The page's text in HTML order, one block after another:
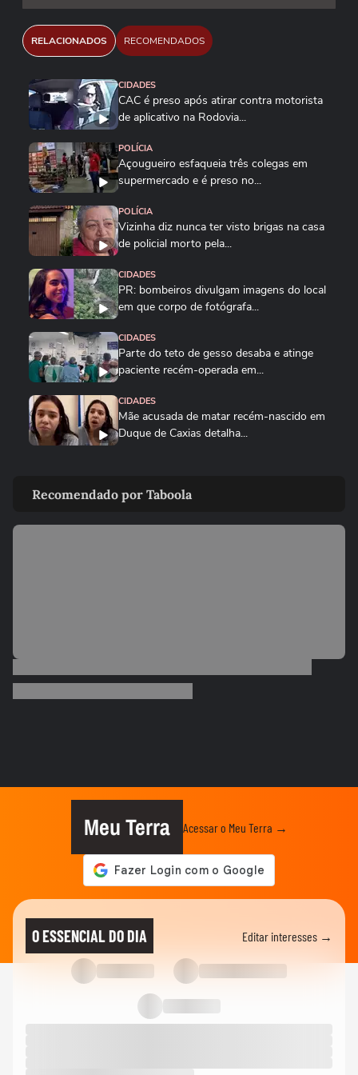
RELACIONADOS RECOMENDADOS
CIDADES
CAC é preso após atirar contra motorista
de aplicativo na Rodovia...
POLÍCIA
Açougueiro esfaqueia três colegas em
supermercado e é preso no...
POLÍCIA
Vizinha diz nunca ter visto brigas na casa
de policial morto pela...
CIDADES
PR: bombeiros divulgam imagens do local
em que corpo de fotógrafa...
CIDADES
Parte do teto de gesso desaba e atinge
paciente recém-operada em...
CIDADES
Mãe acusada de matar recém-nascido em
Duque de Caxias detalha...
atropelado por motorista...
POLÍCIA
produtos de supermercado...
Traficantes pintam maritacas como
papagaios para vendê-las mais...
Presos por sequestro de empresário em
Carapicuíba (SP) se gravaram...
Vídeo mostra sargento carregando corpo
da esposa capitã da PM...
Recomendado por Taboola
Meu Terra Acessar o Meu Terra →
O ESSENCIAL DO DIA Editar interesses →